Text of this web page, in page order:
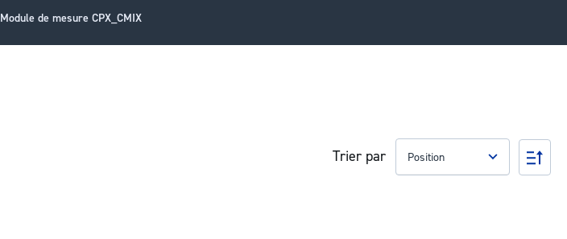
Module de mesure CPX_CMIX
Trier par
Par